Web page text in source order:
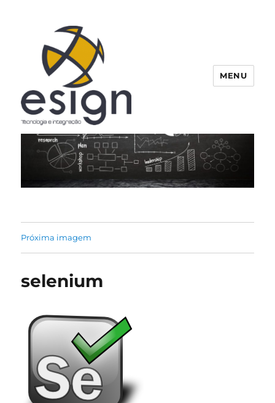
Esign
MENU
Próxima imagem
selenium